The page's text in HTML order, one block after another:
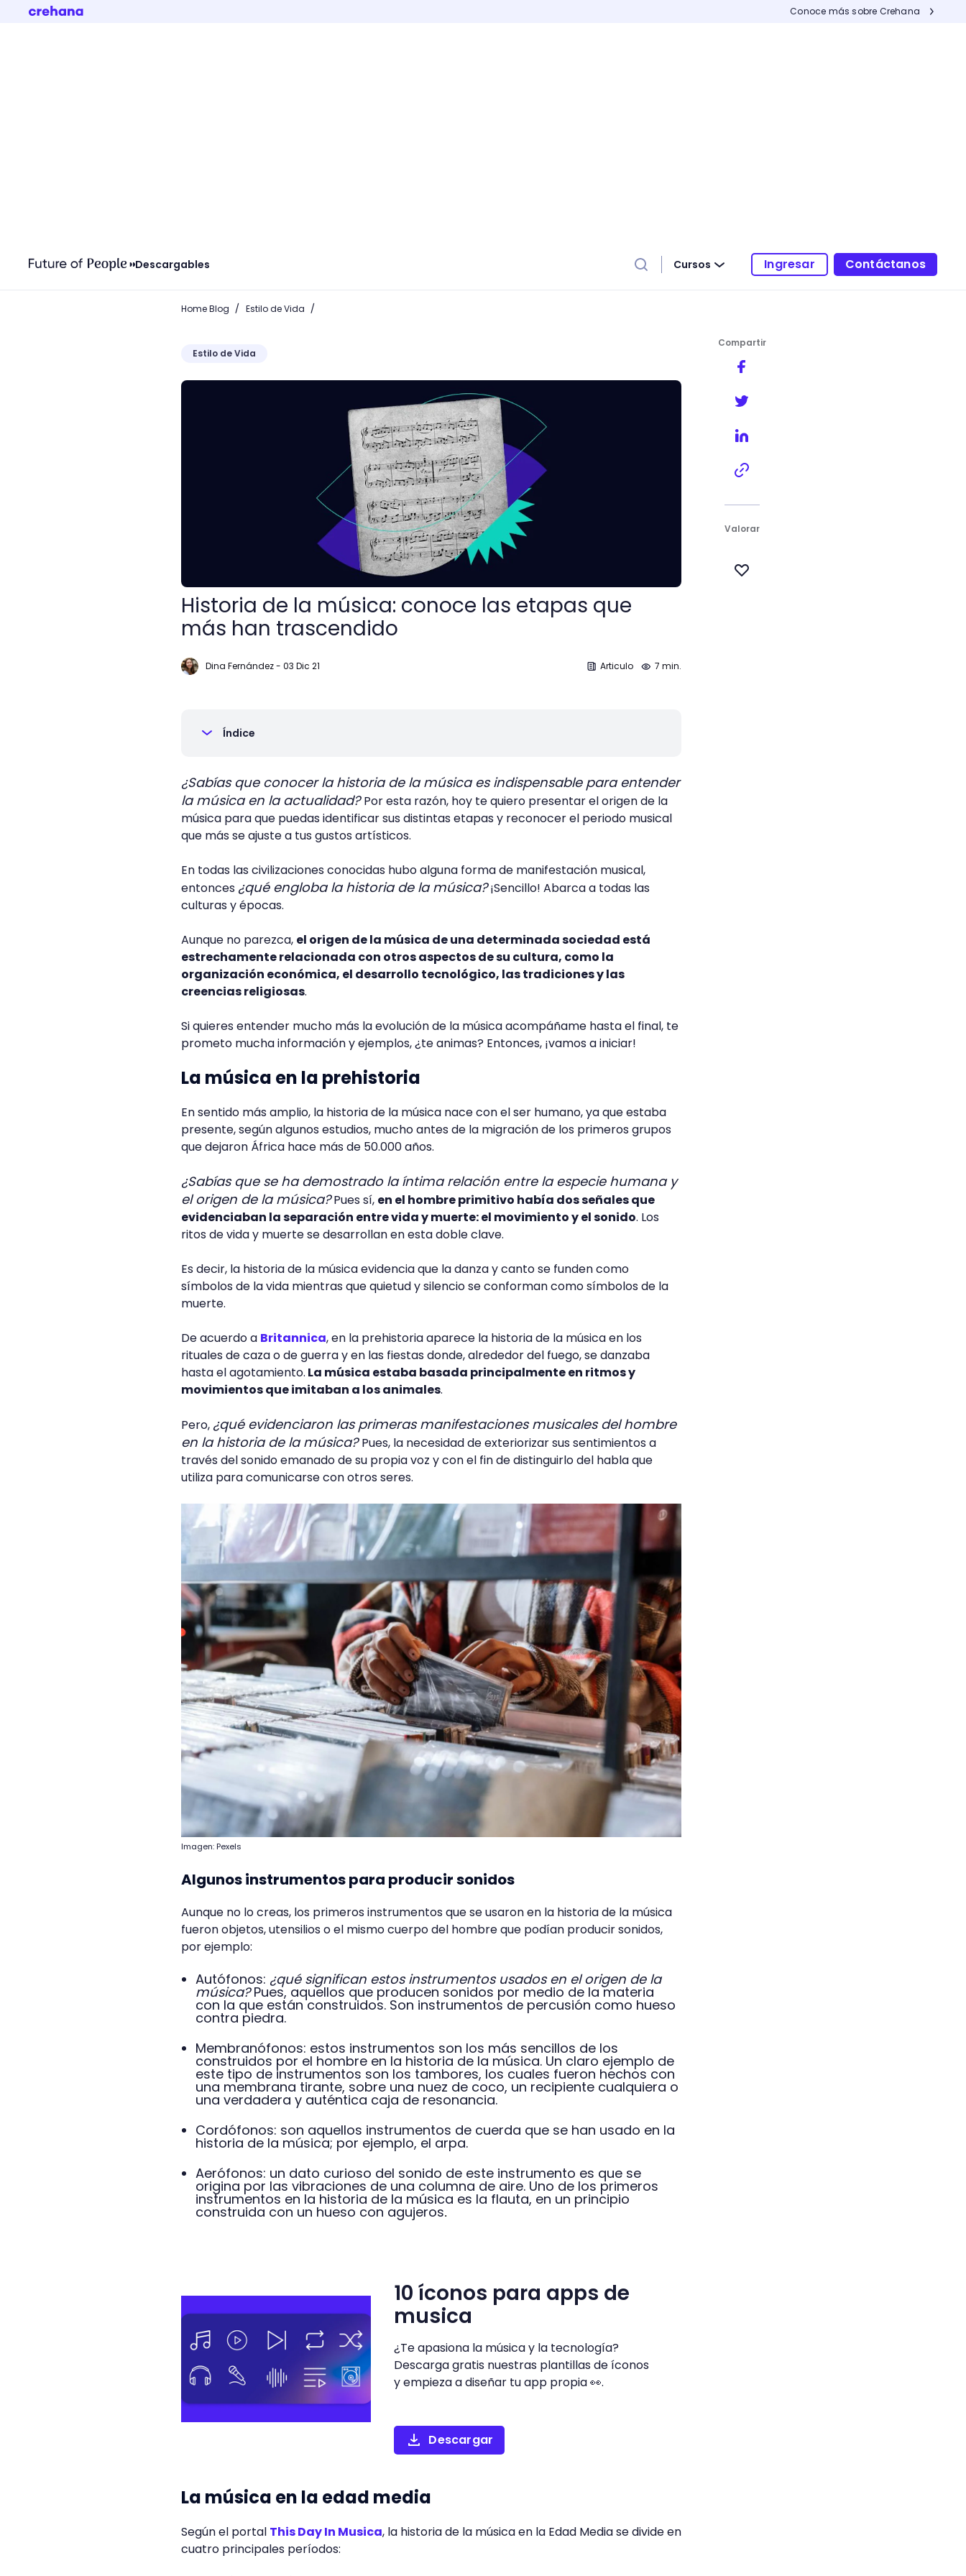
Conoce más sobre Crehana
Descargables Cursos Ingresar Contáctanos
Home Blog / Estilo de Vida /
Estilo de Vida
Historia de la música: conoce las etapas que más han trascendido
Historia de la música: conoce las etapas que
más han trascendido
Dina Fernández- 03 Dic 21 Articulo 7 min.
Índice
¿Sabías que conocer la historia de la música es indispensable para entender
la música en la actualidad?Por esta razón, hoy te quiero presentar el origen de la
música para que puedas identificar sus distintas etapas y reconocer el periodo musical
que más se ajuste a tus gustos artísticos.
En todas las civilizaciones conocidas hubo alguna forma de manifestación musical,
entonces ¿qué engloba la historia de la música?¡Sencillo! Abarca a todas las
culturas y épocas.
Aunque no parezca, el origen de la música de una determinada sociedad está
estrechamente relacionada con otros aspectos de su cultura, como la
organización económica, el desarrollo tecnológico, las tradiciones y las
creencias religiosas.
Si quieres entender mucho más la evolución de la música acompáñame hasta el final, te
prometo mucha información y ejemplos, ¿te animas? Entonces, ¡vamos a iniciar!
La música en la prehistoria
En sentido más amplio, la historia de la música nace con el ser humano, ya que estaba
presente, según algunos estudios, mucho antes de la migración de los primeros grupos
que dejaron África hace más de 50.000 años.
¿Sabías que se ha demostrado la íntima relación entre la especie humana y
el origen de la música?Pues sí, en el hombre primitivo había dos señales que
evidenciaban la separación entre vida y muerte: el movimiento y el sonido. Los
ritos de vida y muerte se desarrollan en esta doble clave.
Es decir, la historia de la música evidencia que la danza y canto se funden como
símbolos de la vida mientras que quietud y silencio se conforman como símbolos de la
muerte.
De acuerdo a Britannica, en la prehistoria aparece la historia de la música en los
rituales de caza o de guerra y en las fiestas donde, alrededor del fuego, se danzaba
hasta el agotamiento. La música estaba basada principalmente en ritmos y
movimientos que imitaban a los animales.
Pero, ¿qué evidenciaron las primeras manifestaciones musicales del hombre
en la historia de la música?Pues, la necesidad de exteriorizar sus sentimientos a
través del sonido emanado de su propia voz y con el fin de distinguirlo del habla que
utiliza para comunicarse con otros seres.
Imagen: Pexels
Algunos instrumentos para producir sonidos
Aunque no lo creas, los primeros instrumentos que se usaron en la historia de la música
fueron objetos, utensilios o el mismo cuerpo del hombre que podían producir sonidos,
por ejemplo:
Autófonos: ¿qué significan estos instrumentos usados en el origen de la
música?Pues, aquellos que producen sonidos por medio de la materia
con la que están construidos. Son instrumentos de percusión como hueso
contra piedra.
Membranófonos: estos instrumentos son los más sencillos de los
construidos por el hombre en la historia de la música. Un claro ejemplo de
este tipo de instrumentos son los tambores, los cuales fueron hechos con
una membrana tirante, sobre una nuez de coco, un recipiente cualquiera o
una verdadera y auténtica caja de resonancia.
Cordófonos: son aquellos instrumentos de cuerda que se han usado en la
historia de la música; por ejemplo, el arpa.
Aerófonos: un dato curioso del sonido de este instrumento es que se
origina por las vibraciones de una columna de aire. Uno de los primeros
instrumentos en la historia de la música es la flauta, en un principio
construida con un hueso con agujeros.
10 íconos para apps de
musica
¿Te apasiona la música y la tecnología?
Descarga gratis nuestras plantillas de íconos
y empieza a diseñar tu app propia 👀.
Descargar
La música en la edad media
Según el portal This Day In Musica, la historia de la música en la Edad Media se divide en
cuatro principales períodos:
Compartir
Valorar